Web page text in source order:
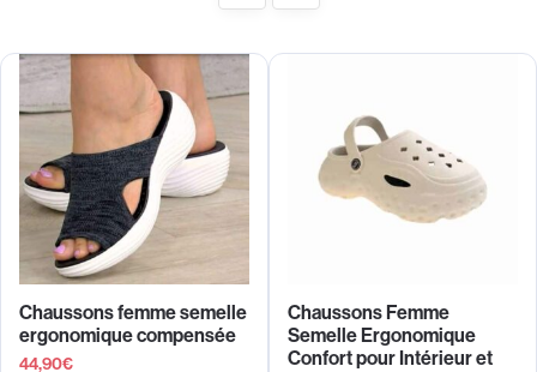
Chaussons femme semelle
ergonomique compensée
44,90€
Chaussons Femme
Semelle Ergonomique
Confort pour Intérieur et